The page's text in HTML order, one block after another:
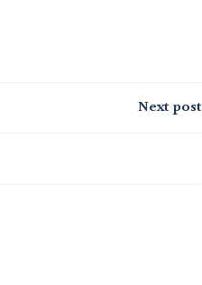
Next post